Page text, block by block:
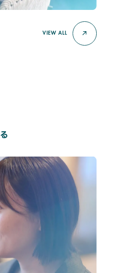
VIEW ALL